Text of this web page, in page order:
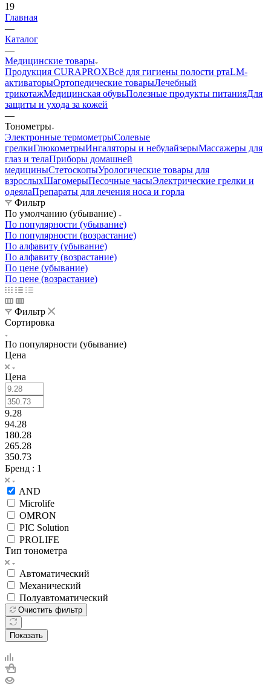
19
Главная
—
Каталог
—
Медицинские товары
Продукция CURAPROXВсё для гигиены полости ртаLM-
активаторыОртопедические товарыЛечебный
трикотажМедицинская обувьПолезные продукты питанияДля
защиты и ухода за кожей
—
Тонометры
Электронные термометрыCолевые
грелкиГлюкометрыИнгаляторы и небулайзерыМассажеры для
глаз и телаПриборы домашней
медициныСтетоскопыУрологические товары для
взрослыхШагомерыПесочные часыЭлектрические грелки и
одеялаПрепараты для лечения носа и горла
Фильтр
По умолчанию (убывание)
По популярности (убывание)
По популярности (возрастание)
По алфавиту (убывание)
По алфавиту (возрастание)
По цене (убывание)
По цене (возрастание)
Фильтр
Сортировка
По популярности (убывание)
Цена
Цена
9.28
94.28
180.28
265.28
350.73
Бренд : 1
AND
Microlife
OMRON
PIC Solution
PROLIFE
Тип тонометра
Автоматический
Механический
Полуавтоматический
Очистить фильтр
Показать